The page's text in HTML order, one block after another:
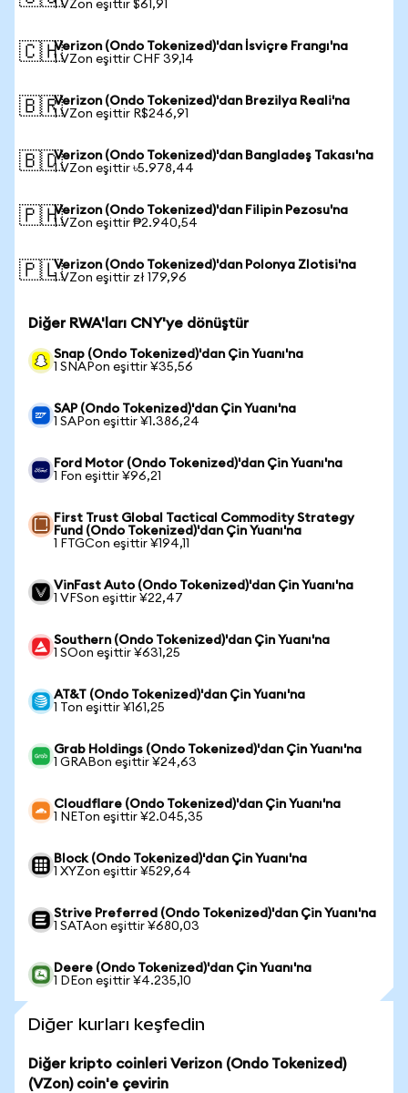
1 VZon eşittir $61,91
🇨🇭Verizon (Ondo Tokenized)'dan İsviçre Frangı'na
1 VZon eşittir CHF 39,14
🇧🇷Verizon (Ondo Tokenized)'dan Brezilya Reali'na
1 VZon eşittir R$246,91
🇧🇩Verizon (Ondo Tokenized)'dan Bangladeş Takası'na
1 VZon eşittir ৳5.978,44
🇵🇭Verizon (Ondo Tokenized)'dan Filipin Pezosu'na
1 VZon eşittir ₱2.940,54
🇵🇱Verizon (Ondo Tokenized)'dan Polonya Zlotisi'na
1 VZon eşittir zł 179,96
Diğer RWA'ları CNY'ye dönüştür
Snap (Ondo Tokenized)'dan Çin Yuanı'na
1 SNAPon eşittir ¥35,56
SAP (Ondo Tokenized)'dan Çin Yuanı'na
1 SAPon eşittir ¥1.386,24
Ford Motor (Ondo Tokenized)'dan Çin Yuanı'na
1 Fon eşittir ¥96,21
First Trust Global Tactical Commodity Strategy
Fund (Ondo Tokenized)'dan Çin Yuanı'na
1 FTGCon eşittir ¥194,11
VinFast Auto (Ondo Tokenized)'dan Çin Yuanı'na
1 VFSon eşittir ¥22,47
Southern (Ondo Tokenized)'dan Çin Yuanı'na
1 SOon eşittir ¥631,25
AT&T (Ondo Tokenized)'dan Çin Yuanı'na
1 Ton eşittir ¥161,25
Grab Holdings (Ondo Tokenized)'dan Çin Yuanı'na
1 GRABon eşittir ¥24,63
Cloudflare (Ondo Tokenized)'dan Çin Yuanı'na
1 NETon eşittir ¥2.045,35
Block (Ondo Tokenized)'dan Çin Yuanı'na
1 XYZon eşittir ¥529,64
Strive Preferred (Ondo Tokenized)'dan Çin Yuanı'na
1 SATAon eşittir ¥680,03
Deere (Ondo Tokenized)'dan Çin Yuanı'na
1 DEon eşittir ¥4.235,10
Diğer kurları keşfedin
Diğer kripto coinleri Verizon (Ondo Tokenized)
(VZon) coin'e çevirin